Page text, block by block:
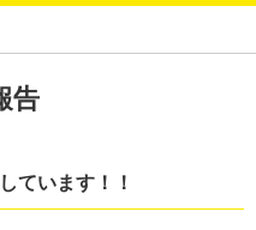
告
ています！！